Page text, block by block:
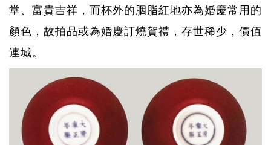
堂、富貴吉祥，而杯外的胭脂紅地亦為婚慶常用的
顏色，故拍品或為婚慶訂燒賀禮，存世稀少，價值
連城。